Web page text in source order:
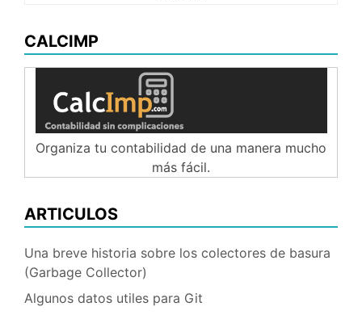
CALCIMP
Organiza tu contabilidad de una manera mucho
más fácil.
ARTICULOS
Una breve historia sobre los colectores de basura
(Garbage Collector)
Algunos datos utiles para Git